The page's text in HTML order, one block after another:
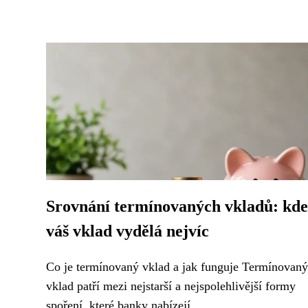
Srovnání termínovaných vkladů: kde
váš vklad vydělá nejvíc
Co je termínovaný vklad a jak funguje Termínovaný
vklad patří mezi nejstarší a nejspolehlivější formy
spoření, které banky nabízejí...